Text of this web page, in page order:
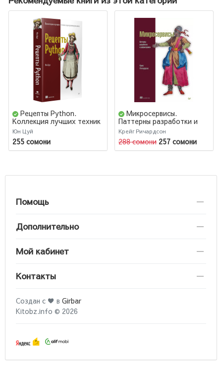
Рецепты Python.
Коллекция лучших техник
программирования
Юн Цуй
255 сомони
Микросервисы.
Паттерны разработки и
рефакторинга
Крейг Ричардсон
288 сомони 257 сомони
Помощь
Дополнительно
Мой кабинет
Контакты
Создан с ♥ в Girbar
Kitobz.info © 2026